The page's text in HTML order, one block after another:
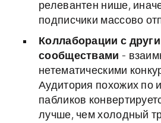
релевантен нише,
подписчики массово
Коллаборации с
сообществами -
нетематическими
Аудитория похожих по
пабликов
лучше, чем холодный